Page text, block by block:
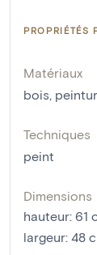
PROPRIÉTÉS
Matériaux
bois
Techniques
peint
Dimensions
hauteur: 61
largeur: 48